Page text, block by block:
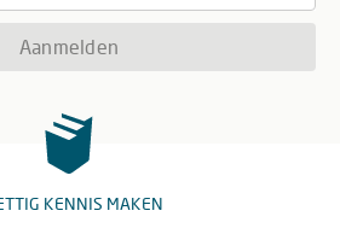
Aanmelden
KENNIS MAKEN